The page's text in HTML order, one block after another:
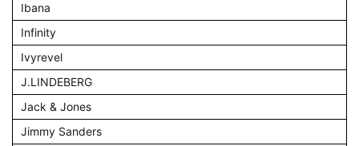
Ibana
Infinity
Ivyrevel
J.LINDEBERG
Jack & Jones
Jimmy Sanders